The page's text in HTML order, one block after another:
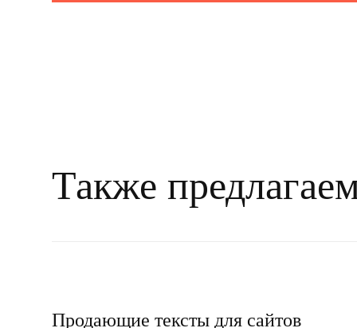
Также
Продающие тексты для сайтов